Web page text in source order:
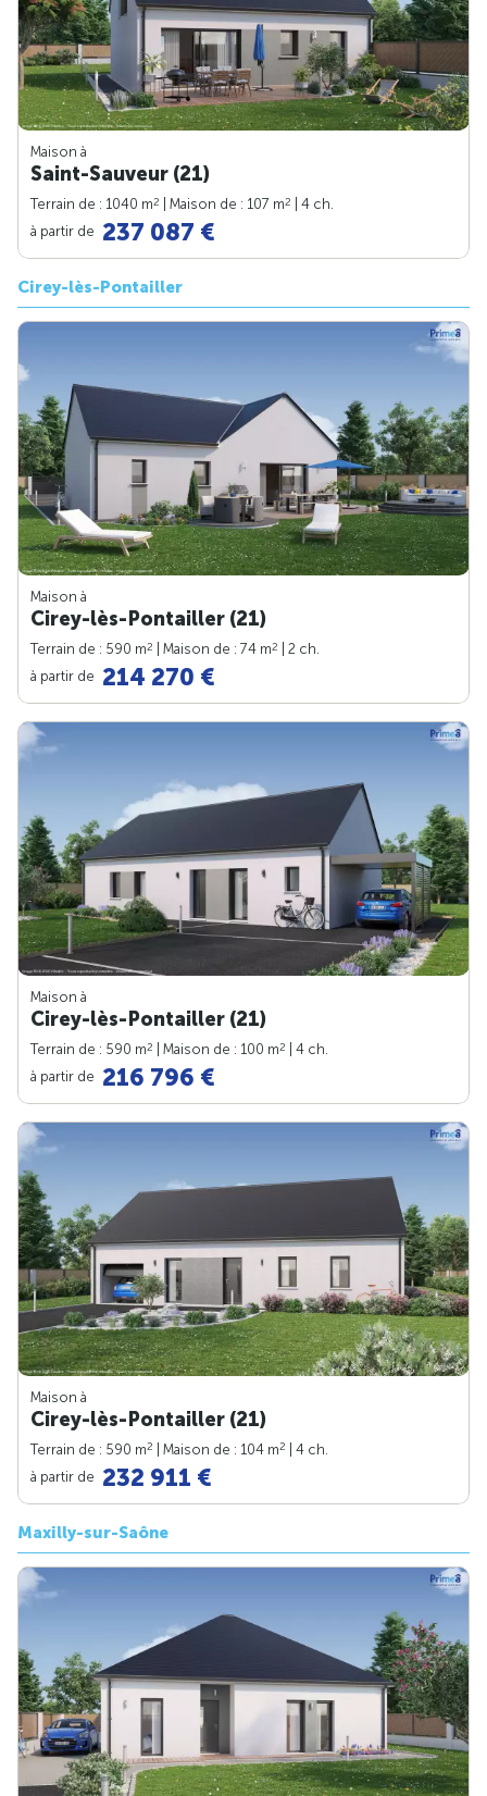
Maison à
Saint-Sauveur (21)
Terrain de : 1040 m2 | Maison de : 107 m2
| 4 ch.
à partir de 237 087 €
Cirey-lès-Pontailler
Maison à
Cirey-lès-Pontailler (21)
Terrain de : 590 m2 | Maison de : 74 m2
| 2 ch.
à partir de 214 270 €
Maison à
Cirey-lès-Pontailler (21)
Terrain de : 590 m2 | Maison de : 100 m2
| 4 ch.
à partir de 216 796 €
Maison à
Cirey-lès-Pontailler (21)
Terrain de : 590 m2 | Maison de : 104 m2
| 4 ch.
à partir de 232 911 €
Maxilly-sur-Saône